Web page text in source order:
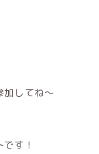
加してね〜
す！